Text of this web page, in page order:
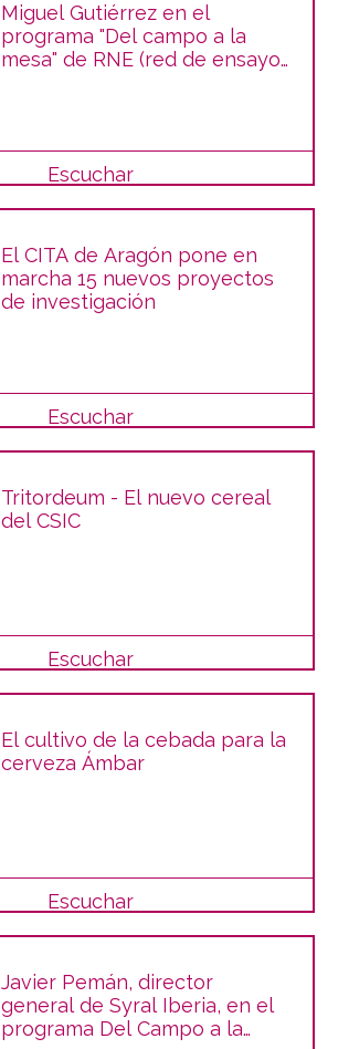
Miguel Gutiérrez en el
programa "Del campo a la
mesa" de RNE (red de ensayos
Escuchar
El CITA de Aragón pone en
marcha 15 nuevos proyectos
de investigación
Escuchar
Tritordeum - El nuevo cereal
del CSIC
Escuchar
El cultivo de la cebada para la
cerveza Ámbar
Escuchar
Javier Pemán, director
general de Syral Iberia, en el
programa Del Campo a la